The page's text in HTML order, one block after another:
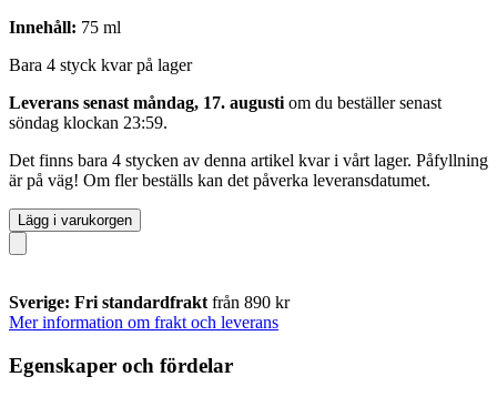
Innehåll: 75 ml
Bara 4 styck kvar på lager
Leverans senast måndag, 17. augusti om du beställer senast
söndag klockan 23:59.
Det finns bara 4 stycken av denna artikel kvar i vårt lager. Påfyllning
är på väg! Om fler beställs kan det påverka leveransdatumet.
Lägg i varukorgen
Sverige: Fri standardfrakt från 890 kr
Mer information om frakt och leverans
Egenskaper och fördelar